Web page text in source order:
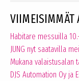
VIIMEISIMMÄT
Habitare messuilla
JUNG nyt saatavilla
Mukana valaistusalan
DJS Automation Oy ja